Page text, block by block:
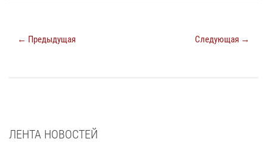
← Предыдущая Следующая →
ЛЕНТА НОВОСТЕЙ